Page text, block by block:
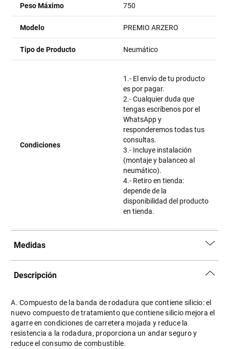
Peso Máximo 750
Modelo PREMIO ARZERO
Tipo de Producto Neumático
Condiciones
1.- El envío de tu producto
es por pagar.
2.- Cualquier duda que
tengas escríbenos por el
WhatsApp y
responderemos todas tus
consultas.
3.- Incluye instalación
(montaje y balanceo al
neumático).
4.- Retiro en tienda:
depende de la
disponibilidad del producto
en tienda.
Medidas
Descripción
A. Compuesto de la banda de rodadura que contiene silicio: el
nuevo compuesto de tratamiento que contiene silicio mejora el
agarre en condiciones de carretera mojada y reduce la
resistencia a la rodadura, proporciona un andar seguro y
reduce el consumo de combustible.